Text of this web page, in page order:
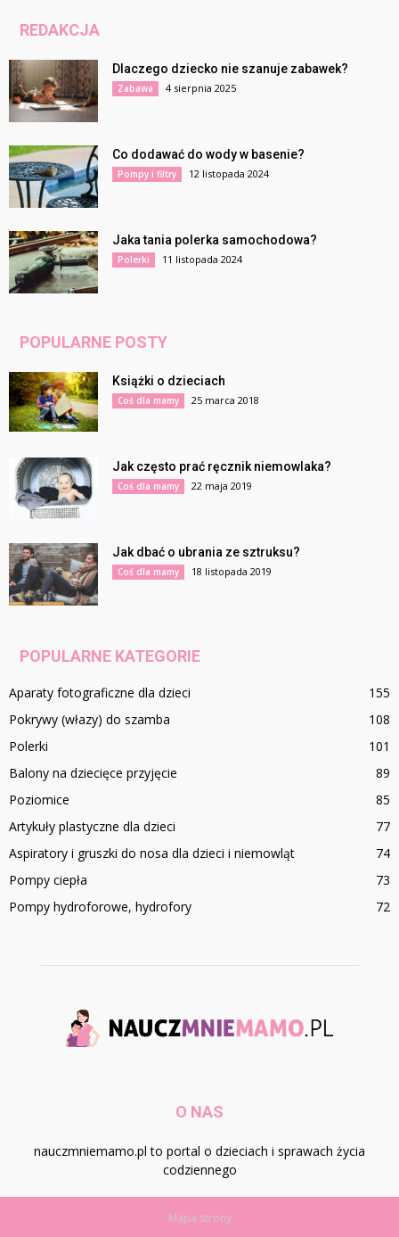
REDAKCJA
Dlaczego dziecko nie szanuje zabawek?
Zabawa 4 sierpnia 2025
Co dodawać do wody w basenie?
Pompy i filtry 12 listopada 2024
Jaka tania polerka samochodowa?
Polerki 11 listopada 2024
POPULARNE POSTY
Książki o dzieciach
Coś dla mamy 25 marca 2018
Jak często prać ręcznik niemowlaka?
Coś dla mamy 22 maja 2019
Jak dbać o ubrania ze sztruksu?
Coś dla mamy 18 listopada 2019
POPULARNE KATEGORIE
Aparaty fotograficzne dla dzieci
155
Pokrywy (włazy) do szamba
108
Polerki
101
Balony na dziecięce przyjęcie
89
Poziomice
85
Artykuły plastyczne dla dzieci
77
Aspiratory i gruszki do nosa dla dzieci i niemowląt
74
Pompy ciepła
73
Pompy hydroforowe, hydrofory
72
O NAS
nauczmniemamo.pl to portal o dzieciach i sprawach życia
codziennego
Mapa strony